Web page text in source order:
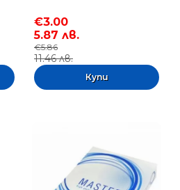
€3.00
5.87 лв.
€5.86
11.46 лв.